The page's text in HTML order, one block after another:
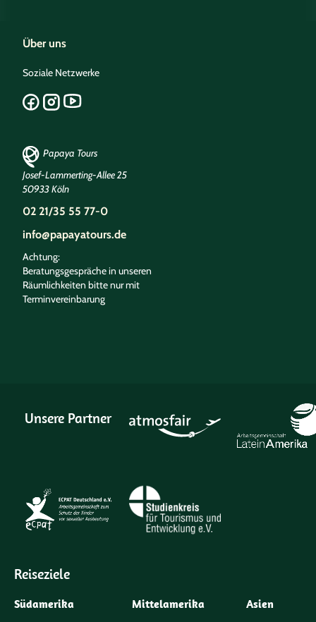
Über uns
Soziale Netzwerke
Papaya Tours
Josef-Lammerting-Allee 25
50933 Köln
02 21/35 55 77-0
info@papayatours.de
Achtung:
Beratungsgespräche in unseren
Räumlichkeiten bitte nur mit
Terminvereinbarung
Unsere Partner
Reiseziele
Südamerika Mittelamerika Asien